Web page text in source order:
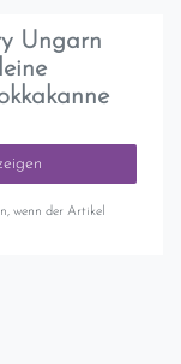
Ungarn
wenn der Artikel